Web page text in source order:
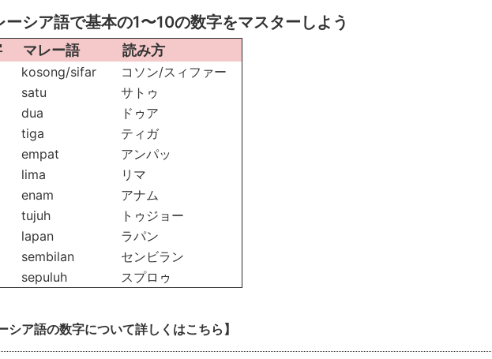
シア語で基本の1〜10の数字をマスターしよう
マレー語 読み方
kosong/sifar
コソン/スィファー
satu
サトゥ
dua
ドゥア
tiga
ティガ
empat
アンパッ
lima
リマ
enam
アナム
tujuh
トゥジョー
lapan
ラパン
sembilan
センビラン
sepuluh スプロゥ
シア語の数字について詳しくはこちら】